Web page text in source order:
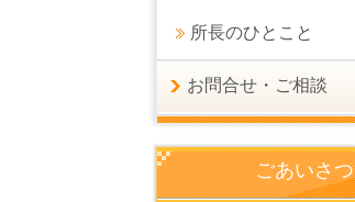
所長のひとこと
お問合せ・ご相談
ごあいさつ